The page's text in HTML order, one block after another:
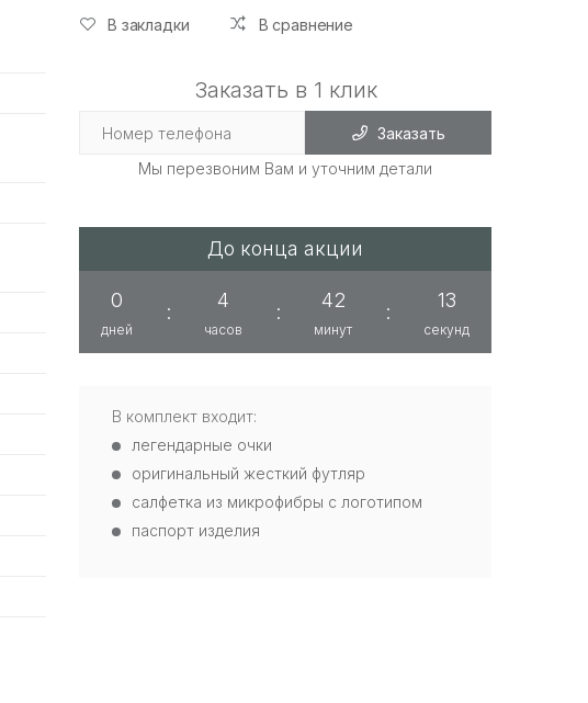
В закладки В сравнение
Заказать в 1 клик
Заказать
Мы перезвоним Вам и уточним детали
До конца акции
0
дней
:
4
часов
:
42
минут
:
12
секунд
В комплект входит:
легендарные очки
оригинальный жесткий футляр
салфетка из микрофибры с логотипом
паспорт изделия